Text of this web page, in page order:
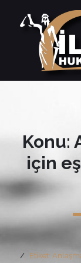
Konu:
için
Etiket: